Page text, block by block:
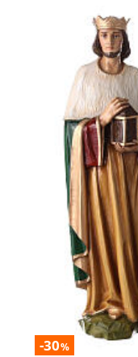
-30%